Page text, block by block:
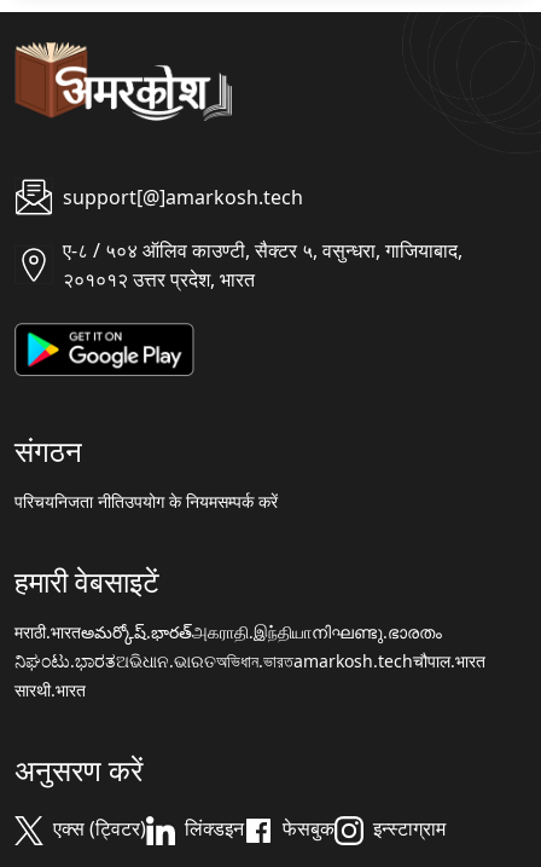
support[@]amarkosh.tech
ए-८ / ५०४ ऑलिव काउण्टी, सैक्टर ५, वसुन्धरा, गाजियाबाद,
२०१०१२ उत्तर प्रदेश, भारत
संगठन
परिचयनिजता नीतिउपयोग के नियमसम्पर्क करें
हमारी वेबसाइटें
मराठी.भारतఅమర్కోష్.భారత్அகராதி.இந்தியாനിഘണ്ടു.ഭാരതം
ನಿಘಂಟು.ಭಾರತଅଭିଧାନ.ଭାରତঅভিধান.ভারতamarkosh.techचौपाल.भारत
सारथी.भारत
अनुसरण करें
एक्स (ट्विटर) लिंक्डइन फेसबुक इन्स्टाग्राम